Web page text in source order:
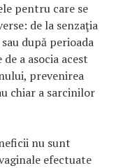
pentru care se
de la senzaţia
după perioada
a asocia acest
prevenirea
chiar a sarcinilor
nu sunt
efectuate